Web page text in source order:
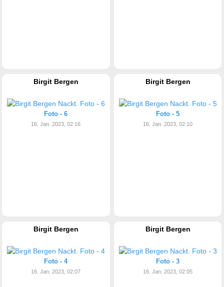
Birgit Bergen
Foto - 6
16. Jan. 2023, 02:16
Birgit Bergen
Foto - 5
16. Jan. 2023, 02:10
Birgit Bergen
Foto - 4
16. Jan. 2023, 02:07
Birgit Bergen
Foto - 3
16. Jan. 2023, 02:05